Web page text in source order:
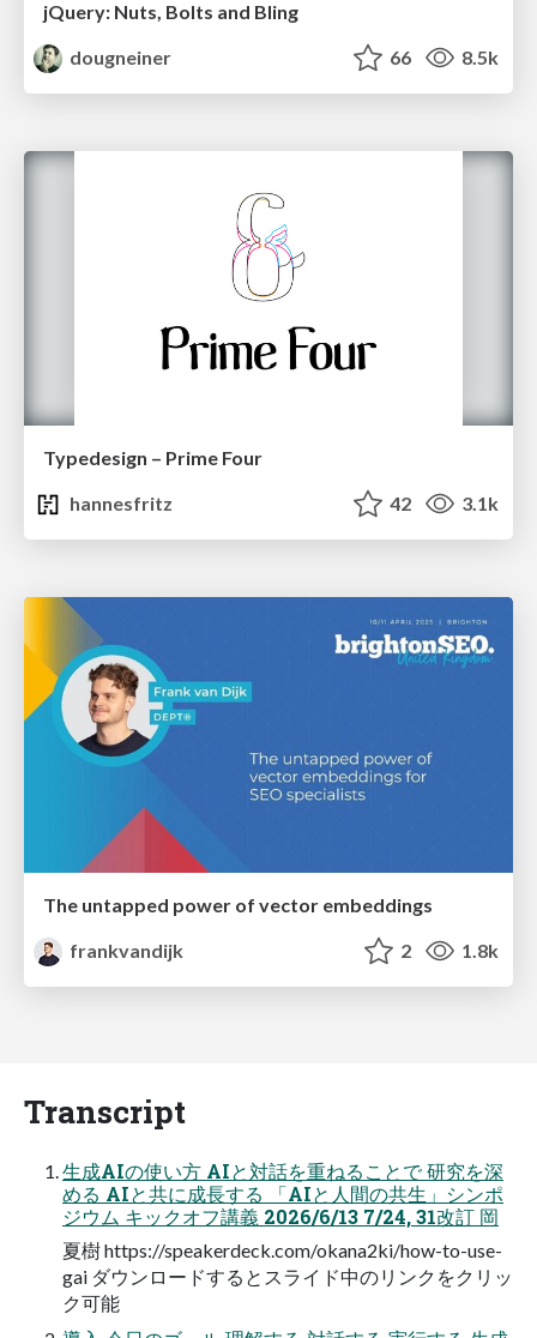
jQuery: Nuts, Bolts and Bling
dougneiner
66 8.5k
Typedesign – Prime Four
hannesfritz
42 3.1k
The untapped power of vector embeddings
frankvandijk
2 1.8k
Transcript
生成AIの使い方 AIと対話を重ねることで 研究を深
める AIと共に成長する 「AIと人間の共生」シンポ
ジウム キックオフ講義 2026/6/13 7/24, 31改訂 岡
夏樹 https://speakerdeck.com/okana2ki/how-to-use-
gai ダウンロードするとスライド中のリンクをクリッ
ク可能